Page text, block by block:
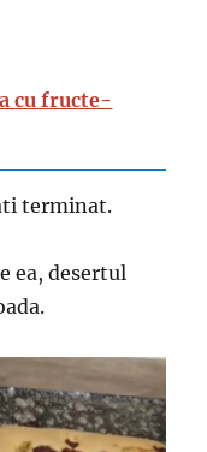
cu fructe-
terminat.
ea, desertul